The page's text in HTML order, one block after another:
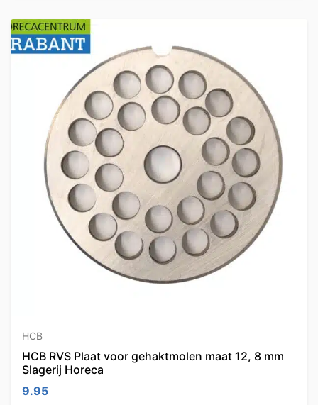
HCB
HCB RVS Plaat voor gehaktmolen maat 12, 8 mm
Slagerij Horeca
9.95